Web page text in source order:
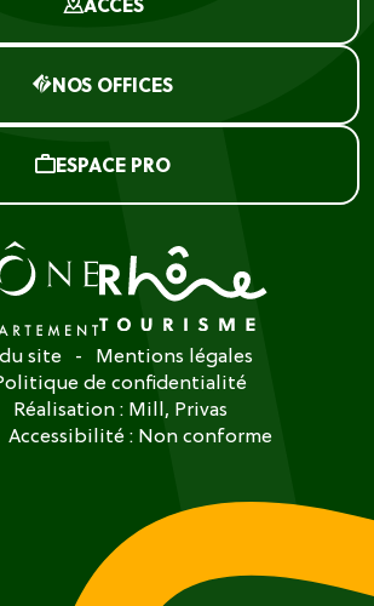
NOS OFFICES
ESPACE PRO
site
Mentions légales
de confidentialité
Réalisation : Mill, Privas
Accessibilité : Non conforme